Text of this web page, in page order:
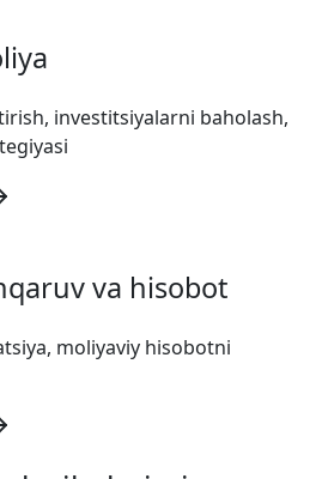
investitsiyalarni baholash,
va hisobot
moliyaviy hisobotni